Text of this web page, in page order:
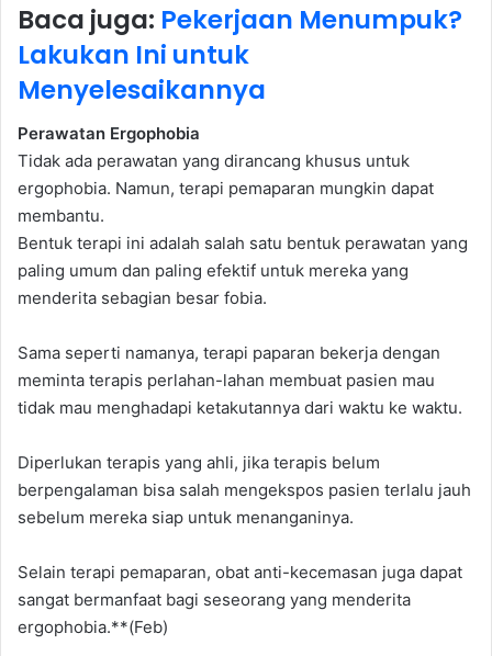
Baca juga: Pekerjaan Menumpuk?
Lakukan Ini untuk
Menyelesaikannya
Perawatan Ergophobia
Tidak ada perawatan yang dirancang khusus untuk
ergophobia. Namun, terapi pemaparan mungkin dapat
membantu.
Bentuk terapi ini adalah salah satu bentuk perawatan yang
paling umum dan paling efektif untuk mereka yang
menderita sebagian besar fobia.
Sama seperti namanya, terapi paparan bekerja dengan
meminta terapis perlahan-lahan membuat pasien mau
tidak mau menghadapi ketakutannya dari waktu ke waktu.
Diperlukan terapis yang ahli, jika terapis belum
berpengalaman bisa salah mengekspos pasien terlalu jauh
sebelum mereka siap untuk menanganinya.
Selain terapi pemaparan, obat anti-kecemasan juga dapat
sangat bermanfaat bagi seseorang yang menderita
ergophobia.**(Feb)